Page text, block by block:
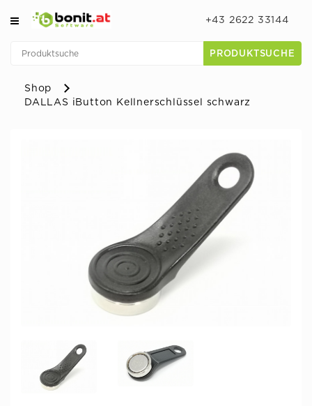
+43 2622 33144
PRODUKTSUCHE
Shop
DALLAS iButton Kellnerschlüssel schwarz